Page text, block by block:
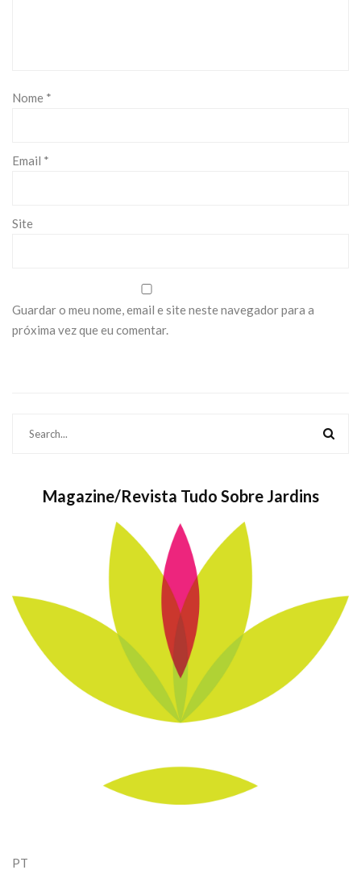
Nome *
Email *
Site
Guardar o meu nome, email e site neste navegador para a
próxima vez que eu comentar.
Magazine/Revista Tudo Sobre Jardins
PT